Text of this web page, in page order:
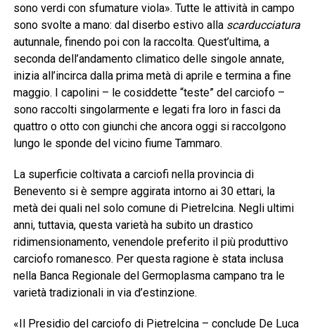
sono verdi con sfumature viola». Tutte le attività in campo
sono svolte a mano: dal diserbo estivo alla scarducciatura
autunnale, finendo poi con la raccolta. Quest’ultima, a
seconda dell’andamento climatico delle singole annate,
inizia all’incirca dalla prima metà di aprile e termina a fine
maggio. I capolini – le cosiddette “teste” del carciofo –
sono raccolti singolarmente e legati fra loro in fasci da
quattro o otto con giunchi che ancora oggi si raccolgono
lungo le sponde del vicino fiume Tammaro.
La superficie coltivata a carciofi nella provincia di
Benevento si è sempre aggirata intorno ai 30 ettari, la
metà dei quali nel solo comune di Pietrelcina. Negli ultimi
anni, tuttavia, questa varietà ha subito un drastico
ridimensionamento, venendole preferito il più produttivo
carciofo romanesco. Per questa ragione è stata inclusa
nella Banca Regionale del Germoplasma campano tra le
varietà tradizionali in via d’estinzione.
«Il Presidio del carciofo di Pietrelcina – conclude De Luca